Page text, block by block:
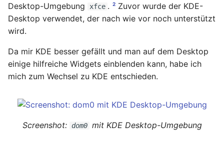
August 2021
Juni 2021
Desktop-Umgebung
xfce . 2 Zuvor wurde der KDE-
Desktop verwendet, der nach wie vor noch unterstützt
wird.
Da mir KDE besser gefällt und man auf dem Desktop
einige hilfreiche Widgets einblenden kann, habe ich
mich zum Wechsel zu KDE entschieden.
Screenshot: dom0 mit KDE Desktop-Umgebung